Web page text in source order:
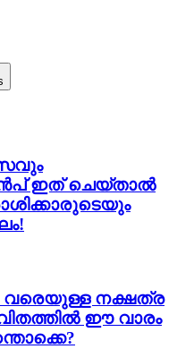
ഇത് ചെയ്താൽ
വരെയുള്ള നക്ഷത്ര
ഈ വാരം